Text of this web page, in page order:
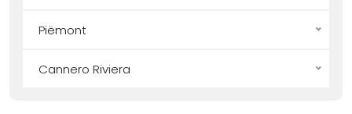
Piëmont
Cannero Riviera